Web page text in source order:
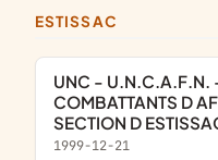
ESTISSAC
UNC - U.N.C.A.F.N. - UNION NATIONALE DES
COMBATTANTS D
SECTION D
1999-12-21